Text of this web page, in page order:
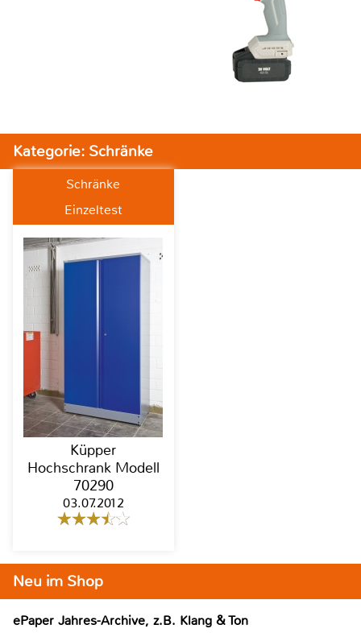
Kategorie: Schränke
Schränke
Einzeltest
Küpper
Hochschrank Modell
70290
03.07.2012
Neu im Shop
ePaper Jahres-Archive, z.B. Klang & Ton